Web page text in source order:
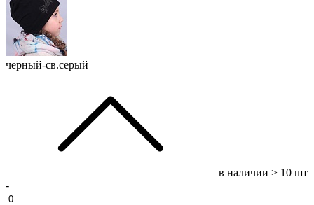
черный-св.серый
в наличии > 10 шт
-